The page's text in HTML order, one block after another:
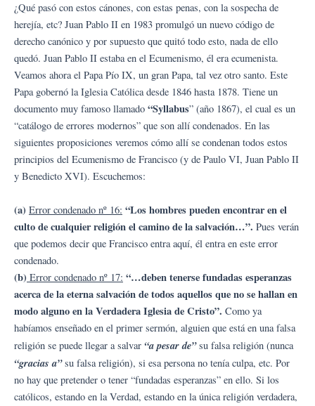
¿Qué pasó con estos cánones, con estas penas, con la sospecha de
herejía, etc? Juan Pablo II en 1983 promulgó un nuevo código de
derecho canónico y por supuesto que quitó todo esto, nada de ello
quedó. Juan Pablo II estaba en el Ecumenismo, él era ecumenista.
Veamos ahora el Papa Pío IX, un gran Papa, tal vez otro santo. Este
Papa gobernó la Iglesia Católica desde 1846 hasta 1878. Tiene un
documento muy famoso llamado “Syllabus” (año 1867), el cual es un
“catálogo de errores modernos” que son allí condenados. En las
siguientes proposiciones veremos cómo allí se condenan todos estos
principios del Ecumenismo de Francisco (y de Paulo VI, Juan Pablo II
y Benedicto XVI). Escuchemos:
(a) Error condenado nº 16: “Los hombres pueden encontrar en el
culto de cualquier religión el camino de la salvación…”. Pues verán
que podemos decir que Francisco entra aquí, él entra en este error
condenado.
(b) Error condenado nº 17: “…deben tenerse fundadas esperanzas
acerca de la eterna salvación de todos aquellos que no se hallan en
modo alguno en la Verdadera Iglesia de Cristo”. Como ya
habíamos enseñado en el primer sermón, alguien que está en una falsa
religión se puede llegar a salvar “a pesar de”su falsa religión (nunca
“gracias a”su falsa religión), si esa persona no tenía culpa, etc. Por
no hay que pretender o tener “fundadas esperanzas” en ello. Si los
católicos, estando en la Verdad, estando en la única religión verdadera,